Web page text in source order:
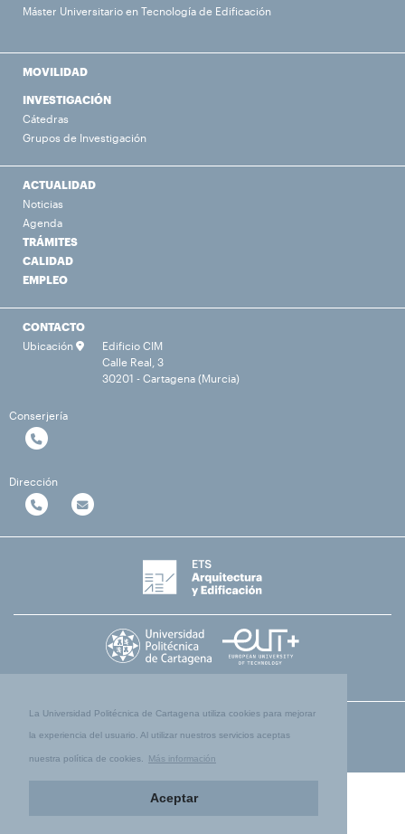
La Universidad Politécnica de Cartagena utiliza cookies para mejorar
la experiencia del usuario. Al utilizar nuestros servicios aceptas
nuestra política de cookies. Más información
Aceptar
Máster Universitario en Tecnología de Edificación
MOVILIDAD
INVESTIGACIÓN
Cátedras
Grupos de Investigación
ACTUALIDAD
Noticias
Agenda
TRÁMITES
CALIDAD
EMPLEO
CONTACTO
Ubicación
Edificio CIM
Calle Real, 3
30201 - Cartagena (Murcia)
Conserjería
Dirección